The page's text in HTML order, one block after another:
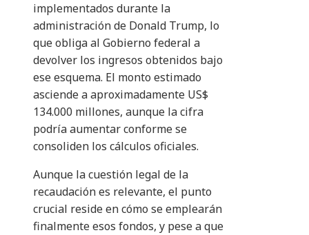
implementados durante la
administración de Donald Trump, lo
que obliga al Gobierno federal a
devolver los ingresos obtenidos bajo
ese esquema. El monto estimado
asciende a aproximadamente US$
134.000 millones, aunque la cifra
podría aumentar conforme se
consoliden los cálculos oficiales.
Aunque la cuestión legal de la
recaudación es relevante, el punto
crucial reside en cómo se emplearán
finalmente esos fondos, y pese a que